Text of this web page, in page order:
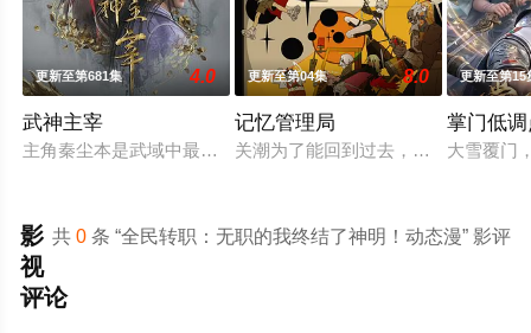
更新至第681集 4.0
武神主宰
主角秦尘本是武域中最顶尖的天才强者，却遭歹人暗算，陨落
更新至第04集 8.0
记忆管理局
关潮为了能回到过去，寻找着能启动
更新至第15
掌门低
大雪覆门
共0 条 “全民转职：无职的我终结了神明！动态漫” 影评
影
视
评论